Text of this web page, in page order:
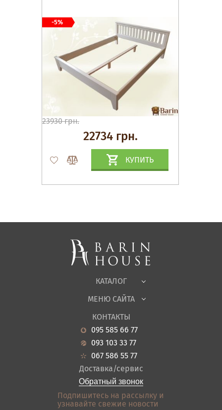
23930 грн.
22734 грн.
КУПИТЬ
-5%
КАТАЛОГ
Спальни, Кровати
Корпусная мебель
Офисная мебель
Садовая мебель
Гостиная
Кухня
Прихожие
Ванная
Акции
МЕНЮ САЙТА
О нас
Новости
Гарантия
Кредит
Оплата и доставка
Отзывы
Контакты
Карта сайта
КОНТАКТЫ
095 585 66 77
093 103 33 77
067 586 55 77
Доставка/сервис
Обратный звонок
Подпишитесь на рассылку и
узнавайте свежие новости